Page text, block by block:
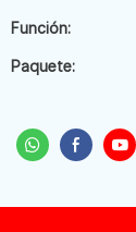
Función:
Paquete: